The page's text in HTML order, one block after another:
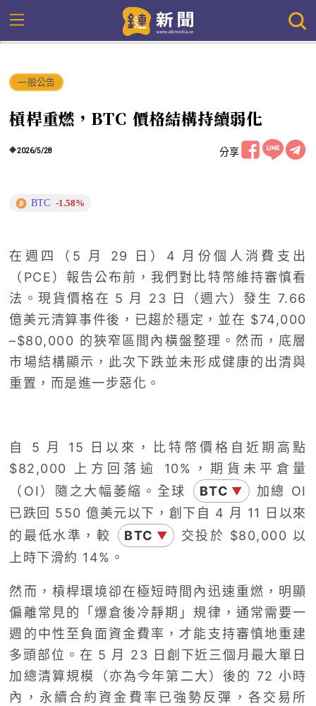
一般公告
槓桿重燃，BTC 價格結構持續弱化
2026/5/28 分享
BTC -1.58%
在週四（5 月 29 日）4 月份個人消費支出
（PCE）報告公布前，我們對比特幣維持審慎看
法。現貨價格在 5 月 23 日（週六）發生 7.66
億美元清算事件後，已趨於穩定，並在 $74,000
–$80,000 的狹窄區間內橫盤整理。然而，底層
市場結構顯示，此次下跌並未形成健康的出清與
重置，而是進一步惡化。
自 5 月 15 日以來，比特幣價格自近期高點
$82,000 上方回落逾 10%，期貨未平倉量
（OI）隨之大幅萎縮。全球
BTC ▼
加總 OI
已跌回 550 億美元以下，創下自 4 月 11 日以來
的最低水準，較
BTC ▼
交投於 $80,000 以
上時下滑約 14%。
然而，槓桿環境卻在極短時間內迅速重燃，明顯
偏離常見的「爆倉後冷靜期」規律，通常需要一
週的中性至負面資金費率，才能支持審慎地重建
多頭部位。在 5 月 23 日創下近三個月最大單日
加總清算規模（亦為今年第二大）後的 72 小時
內，永續合約資金費率已強勢反彈，各交易所